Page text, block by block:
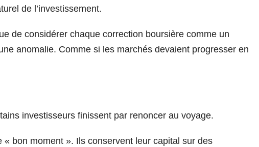
de l’investissement.
de considérer chaque correction boursière comme un
anomalie. Comme si les marchés devaient progresser en
investisseurs finissent par renoncer au voyage.
bon moment ». Ils conservent leur capital sur des